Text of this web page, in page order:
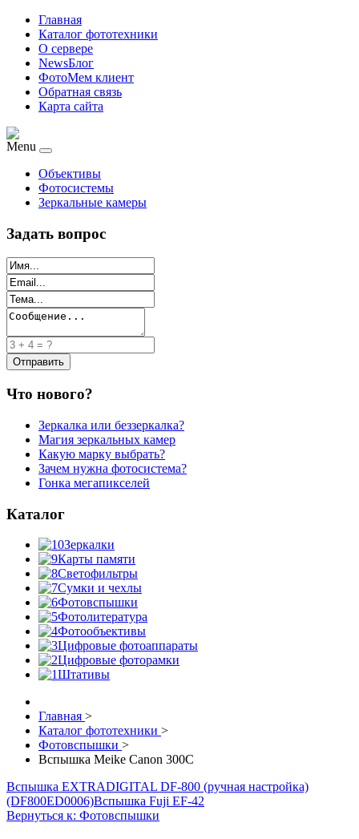
Главная
Каталог фототехники
О сервере
NewsБлог
ФотоМем клиент
Обратная связь
Карта сайта
Menu
Объективы
Фотосистемы
Зеркальные камеры
Задать вопрос
Что нового?
Зеркалка или беззеркалка?
Магия зеркальных камер
Какую марку выбрать?
Зачем нужна фотосистема?
Гонка мегапикселей
Каталог
Зеркалки
Карты памяти
Светофильтры
Сумки и чехлы
Фотовспышки
Фотолитература
Фотообъективы
Цифровые фотоаппараты
Цифровые фоторамки
Штативы
Главная >
Каталог фототехники >
Фотовспышки >
Вспышка Meike Canon 300C
Вспышка EXTRADIGITAL DF-800 (ручная настройка)
(DF800ED0006)Вспышка Fuji EF-42
Вернуться к: Фотовспышки